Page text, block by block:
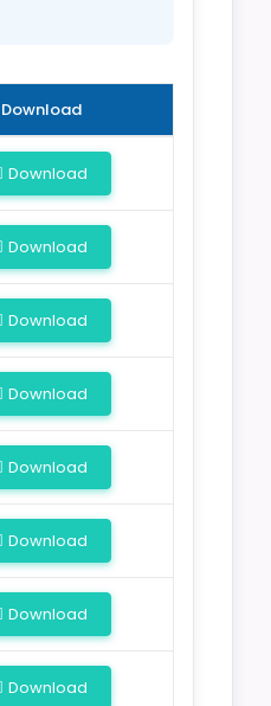
Download
Download
Download
Download
Download
Download
Download
Download
Download